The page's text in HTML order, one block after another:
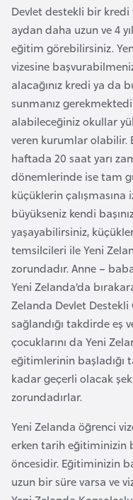
Devlet destekli bir kredi
aydan daha uzun ve 4
eğitim görebilirsiniz.
vizesine
alacağınız kredi ya da
sunmanız
alabileceğiniz okullar
veren kurumlar olabilir.
haftada 20 saat yarı
dönemlerinde ise tam
küçüklerin
büyükseniz kendi
yaşayabilirsiniz,
temsilcileri ile Yeni
zorundadır. Anne –
Yeni Zelanda’da
Zelanda Devlet Destekli
sağlandığı takdirde eş
çocuklarını da Yeni
eğitimlerinin
kadar geçerli olacak
zorundadırlar.
Yeni Zelanda öğrenci
erken tarih eğitiminizin
öncesidir. Eğitiminizin
uzun bir süre varsa ve
D
a
n
i
m
a
r
k
a
D
e
m
o
k
r
a
t
i
k
K
o
n
g
o
B